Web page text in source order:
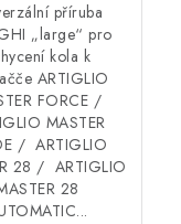
příruba
„large“ pro
kola k
ARTIGLIO
FORCE /
MASTER
/ ARTIGLIO
28 / ARTIGLIO
28